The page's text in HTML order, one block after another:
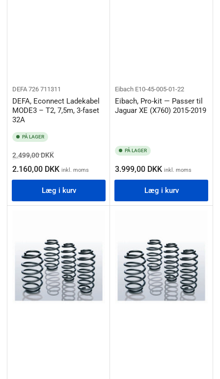
DEFA 726 711311
DEFA, Econnect Ladekabel
MODE3 – T2, 7,5m, 3-faset
32A
PÅ LAGER
Normalpris
2.499,00 DKKSalgspris
2.160,00 DKK inkl. moms
Læg i kurv
Eibach E10-45-005-01-22
Eibach, Pro-kit — Passer til
Jaguar XE (X760) 2015-2019
PÅ LAGER
Normalpris
3.999,00 DKK inkl. moms
Læg i kurv